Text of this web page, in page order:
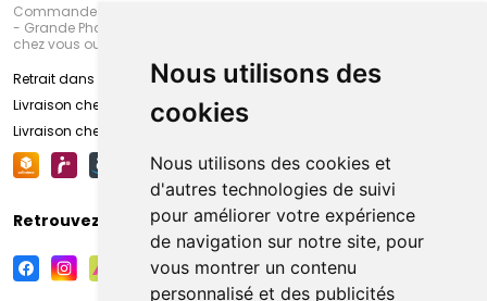
Nous utilisons des
cookies
Nous utilisons des cookies et
d'autres technologies de suivi
pour améliorer votre expérience
de navigation sur notre site, pour
vous montrer un contenu
personnalisé et des publicités
Commandez en ligne et venez chercher votre commande à Amiens
- Grande Pharmacie d’Amiens (Fachon) ou recevez-là rapidement
chez vous ou en point retrait
Retrait dans la pharmacie d’Amiens
Livraison chez vous
Livraison chez votre commerçant
Retrouvez-nous sur vos réseaux sociaux